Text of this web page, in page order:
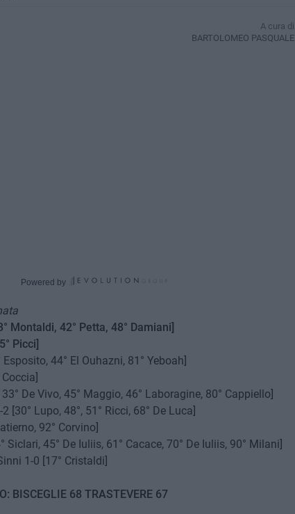
A cura di
BARTOLOMEO PASQUALE
Powered by
Montaldi, 42° Petta, 48° Damiani]
Picci]
44° El Ouhazni, 81° Yeboah]
De Vivo, 45° Maggio, 46° Laboragine, 80° Cappiello]
[30° Lupo, 48°, 51° Ricci, 68° De Luca]
92° Corvino]
Siclari, 45° De Iuliis, 61° Cacace, 70° De Iuliis, 90° Milani]
1-0 [17° Cristaldi]
BISCEGLIE 68 TRASTEVERE 67